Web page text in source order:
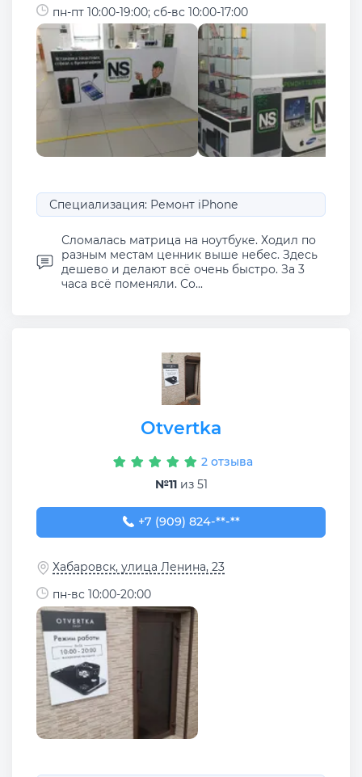
пн-пт 10:00-19:00; сб-вс 10:00-17:00
Специализация: Ремонт iPhone
Сломалась матрица на ноутбуке. Ходил по
разным местам ценник выше небес. Здесь
дешево и делают всё очень быстро. За 3
часа всё поменяли. Со...
Otvertka
2 отзыва
№11из 51
+7 (909) 824-68-45
+7 (909) 824-**-**
Хабаровск, улица Ленина, 23
пн-вс 10:00-20:00